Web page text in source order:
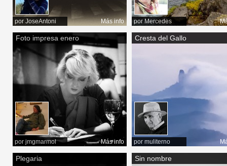
por JoseAntoni Más info por Mercedes
Foto impresa enero
por jmgmarmol Más info
Cresta del Gallo
por muliterno
Plegaria Sin nombre